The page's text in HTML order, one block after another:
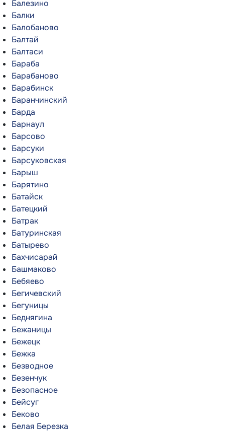
Балезино
Балки
Балобаново
Балтай
Балтаси
Бараба
Барабаново
Барабинск
Баранчинский
Барда
Барнаул
Барсово
Барсуки
Барсуковская
Барыш
Барятино
Батайск
Батецкий
Батрак
Батуринская
Батырево
Бахчисарай
Башмаково
Бебяево
Бегичевский
Бегуницы
Беднягина
Бежаницы
Бежецк
Бежка
Безводное
Безенчук
Безопасное
Бейсуг
Беково
Белая Березка